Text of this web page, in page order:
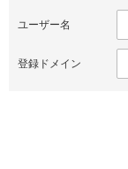
ユーザー名
登録ドメイン